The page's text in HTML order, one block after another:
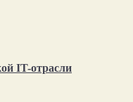
IT-отрасли